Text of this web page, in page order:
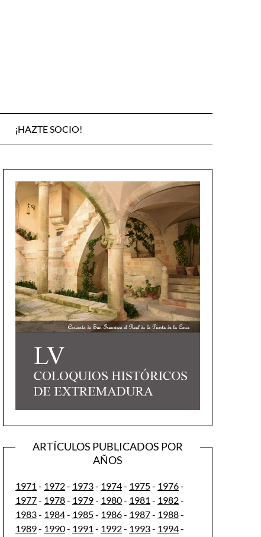
¡HAZTE SOCIO!
ARTÍCULOS PUBLICADOS POR
AÑOS
1971 - 1972- 1973- 1974- 1975- 1976-
1977- 1978- 1979- 1980- 1981 - 1982-
1983- 1984- 1985- 1986- 1987- 1988-
1989- 1990- 1991 - 1992- 1993- 1994-